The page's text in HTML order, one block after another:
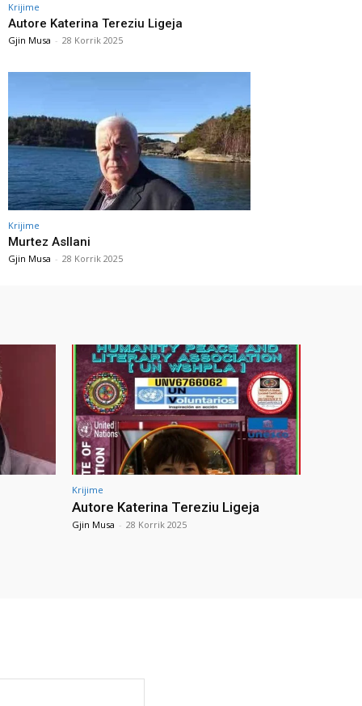
Krijime
Autore Katerina Tereziu Ligeja
Gjin Musa - 28 Korrik 2025
Krijime
Murtez Asllani
Gjin Musa - 28 Korrik 2025
Krijime
Autore Katerina Tereziu Ligeja
Gjin Musa - 28 Korrik 2025